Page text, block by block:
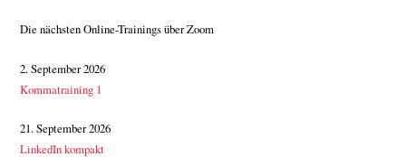
Die nächsten Online-Trainings über Zoom
2. September 2026
Kommatraining 1
21. September 2026
LinkedIn kompakt